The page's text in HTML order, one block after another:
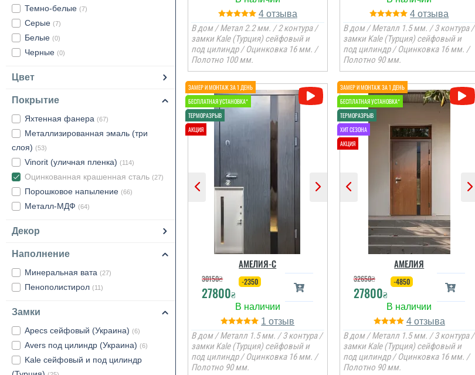
Темно-белые (7)
Серые (7)
Белые (0)
Черные (0)
Цвет
Покрытие
Яхтенная фанера (67)
Металлизированная эмаль (три
слоя) (53)
Vinorit (уличная пленка) (114)
Оцинкованная крашенная сталь (27)
Порошковое напыление (66)
Металл-МДФ (64)
Декор
Наполнение
Минеральная вата (27)
Пенополистирол (11)
Замки
Apecs сейфовый (Украина) (6)
Avers под цилиндр (Украина) (6)
Kale сейфовый и под цилиндр
4
В дом / Метал 2.2 мм. / 2 контура /
замки Kale (Турция) сейфовый и
под цилиндр / Оцинковка 16 мм. /
Полотно 100 мм.
4
В дом / Металл 1.5 мм. / 3 контура /
замки Kale (Турция) сейфовый и
под цилиндр / Оцинковка 16 мм. /
Полотно 90 мм.
АМЕЛИЯ-С
30150₴
27800₴
-2350
1
В дом / Металл 1.5 мм. / 3 контура /
замки Kale (Турция) сейфовый и
под цилиндр / Оцинковка 16 мм. /
Полотно 90 мм.
АМЕЛИЯ
32650₴
27800₴
-4850
4
В дом / Металл 1.5 мм. / 3 контура /
замки Kale (Турция) сейфовый и
под цилиндр / Оцинковка 16 мм. /
Полотно 90 мм.